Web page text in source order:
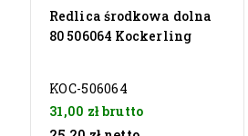
Redlica środkowa dolna
80 506064 Kockerling
KOC-506064
31,00 złbrutto